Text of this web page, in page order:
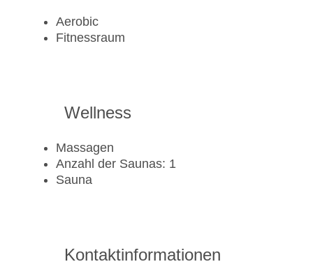
Aerobic
Fitnessraum
Wellness
Massagen
Anzahl der Saunas: 1
Sauna
Kontaktinformationen